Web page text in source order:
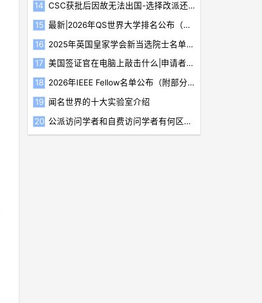
CSC获批后因故无法出国-选择改派还是放弃
最新|2026年QS世界大学排名公布（附前200榜单）
2025年英国皇家学会新当选院士名单揭晓（附部分华人当选者简介）
美国签证官在电脑上敲击什么|申请者应如何应对
2026年IEEE Fellow名单公布（附部分新晋华人学者简介）
闻名世界的十大实验室介绍
公派访问学者和自费访问学者有何区别？